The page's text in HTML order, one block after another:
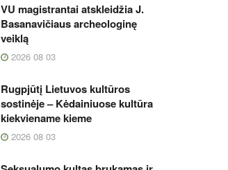
VU magistrantai atskleidžia J.
Basanavičiaus archeologinę
veiklą
2026 08 03
Rugpjūtį Lietuvos kultūros
sostinėje – Kėdainiuose kultūra
kiekviename kieme
2026 08 03